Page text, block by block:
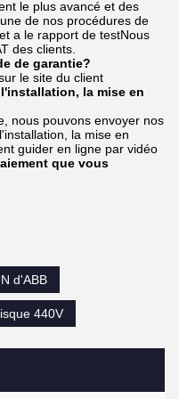
le plus avancé et des
de nos procédures de
a le rapport de testNous
des clients.
de garantie?
le site du client
la mise en
nous pouvons envoyer nos
la mise en
guider en ligne par vidéo
que vous
d'ABB
440V